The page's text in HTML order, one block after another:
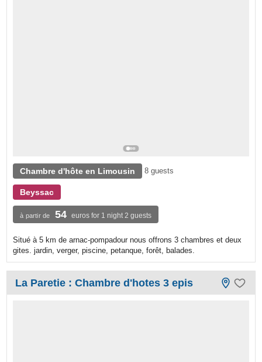
Chambre d'hôte en Limousin 8 guests
Beyssac
à partir de 54 euros for 1 night 2 guests
Situé à 5 km de arnac-pompadour nous offrons 3 chambres et deux
gites. jardin, verger, piscine, petanque, forêt, balades.
La Paretie : Chambre d'hotes 3 epis